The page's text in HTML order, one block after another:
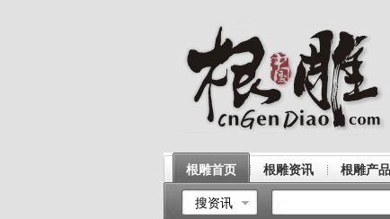
根雕首页 根雕资讯 根雕产品
搜资讯